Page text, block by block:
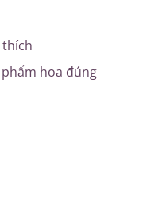
thích
hoa đúng